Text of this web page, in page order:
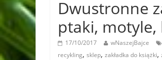
Dwustronne
ptaki,
17/10/2017 wNaszejBajce
recykling, sklep, zakładka do książki,